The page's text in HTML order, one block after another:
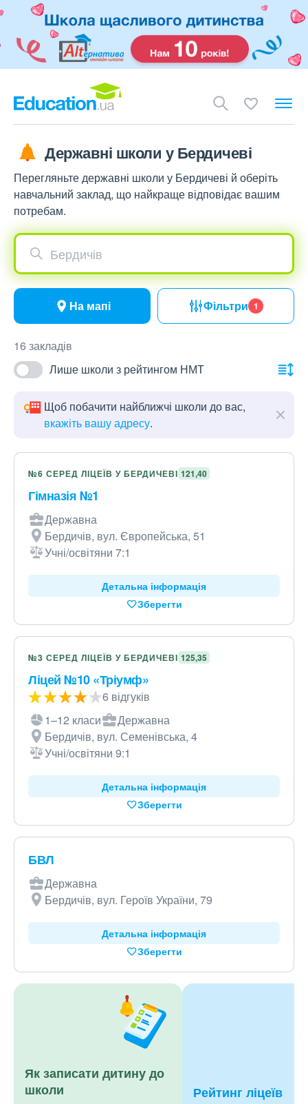
Державні школи у Бердичеві
Перегляньте державні школи у Бердичеві й оберіть
навчальний заклад, що найкраще відповідає вашим
потребам.
Бердичів
На мапі Фільтри 1
16 закладів
Лише школи з рейтингом НМТ
Щоб побачити найближчі школи до вас,
вкажіть вашу адресу.
№6 СЕРЕД ЛІЦЕЇВ У БЕРДИЧЕВІ 121,40
Гімназія №1
Державна
Бердичів, вул. Європейська, 51
Учні/освітяни 7:1
Детальна інформація
Зберегти
№3 СЕРЕД ЛІЦЕЇВ У БЕРДИЧЕВІ 125,35
Ліцей №10 «Тріумф»
6 відгуків
1–12 класи
Державна
Бердичів, вул. Семенівська, 4
Учні/освітяни 9:1
Детальна інформація
Зберегти
БВЛ
Державна
Бердичів, вул. Героїв України, 79
Детальна інформація
Зберегти
Як записати дитину до
школи
Рейтинг ліцеїв